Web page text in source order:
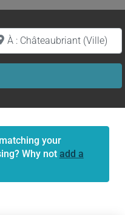
de (ville ou région)
your
Why not add a